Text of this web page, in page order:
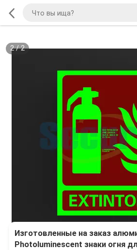
2/2
Изготовленные на заказ
Photoluminescent знаки огня